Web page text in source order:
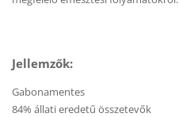
Jellemzők:
Gabonamentes
84% állati eredetű összetevők